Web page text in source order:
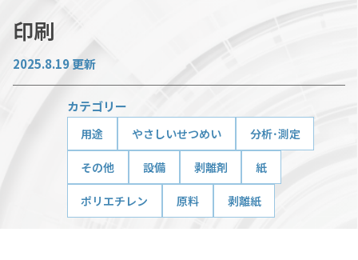
印刷
2025.8.19 更新
カテゴリー
用途 やさしいせつめい 分析･測定
その他 設備 剥離剤 紙
ポリエチレン 原料 剥離紙